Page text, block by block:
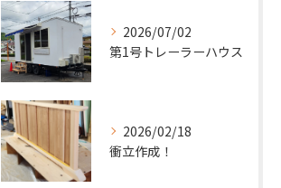
2026/07/02
第1号トレーラーハウス
2026/02/18
衝立作成！